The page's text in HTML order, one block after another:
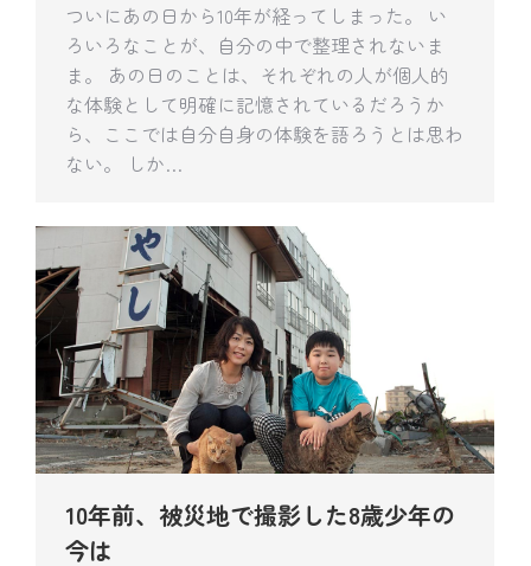
ついにあの日から10年が経ってしまった。 い
ろいろなことが、自分の中で整理されないま
ま。 あの日のことは、それぞれの人が個人的
な体験として明確に記憶されているだろうか
ら、ここでは自分自身の体験を語ろうとは思わ
ない。 しか…
10年前、被災地で撮影した8歳少年の
今は